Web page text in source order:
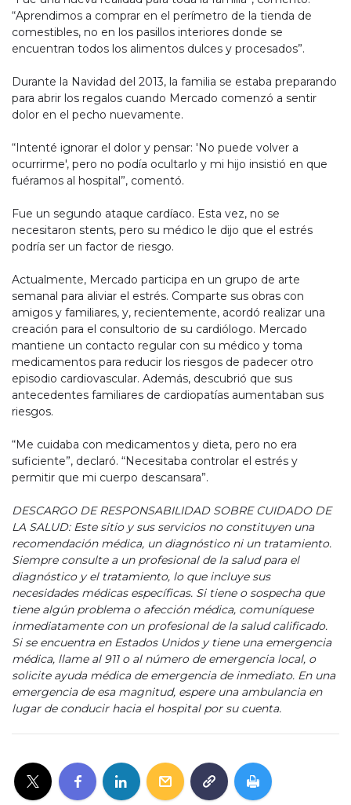
“Aprendimos a comprar en el perímetro de la tienda de
comestibles, no en los pasillos interiores donde se
encuentran todos los alimentos dulces y procesados”.
Durante la Navidad del 2013, la familia se estaba preparando
para abrir los regalos cuando Mercado comenzó a sentir
dolor en el pecho nuevamente.
“Intenté ignorar el dolor y pensar: 'No puede volver a
ocurrirme', pero no podía ocultarlo y mi hijo insistió en que
fuéramos al hospital”, comentó.
Fue un segundo ataque cardíaco. Esta vez, no se
necesitaron stents, pero su médico le dijo que el estrés
podría ser un factor de riesgo.
Actualmente, Mercado participa en un grupo de arte
semanal para aliviar el estrés. Comparte sus obras con
amigos y familiares, y, recientemente, acordó realizar una
creación para el consultorio de su cardiólogo. Mercado
mantiene un contacto regular con su médico y toma
medicamentos para reducir los riesgos de padecer otro
episodio cardiovascular. Además, descubrió que sus
antecedentes familiares de cardiopatías aumentaban sus
riesgos.
“Me cuidaba con medicamentos y dieta, pero no era
suficiente”, declaró. “Necesitaba controlar el estrés y
permitir que mi cuerpo descansara”.
DESCARGO DE RESPONSABILIDAD SOBRE CUIDADO DE
LA SALUD: Este sitio y sus servicios no constituyen una
recomendación médica, un diagnóstico ni un tratamiento.
Siempre consulte a un profesional de la salud para el
diagnóstico y el tratamiento, lo que incluye sus
necesidades médicas específicas. Si tiene o sospecha que
tiene algún problema o afección médica, comuníquese
inmediatamente con un profesional de la salud calificado.
Si se encuentra en Estados Unidos y tiene una emergencia
médica, llame al 911 o al número de emergencia local, o
solicite ayuda médica de emergencia de inmediato. En una
emergencia de esa magnitud, espere una ambulancia en
lugar de conducir hacia el hospital por su cuenta.